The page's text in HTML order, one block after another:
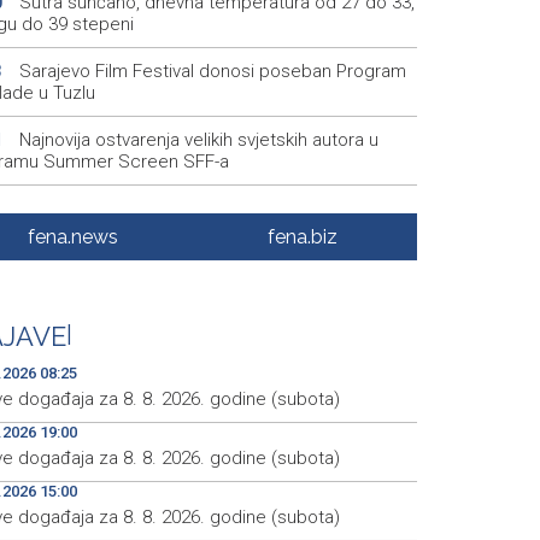
do 39 stepeni
Sarajevo Film Festival donosi poseban Program
u Tuzlu
Najnovija ostvarenja velikih svjetskih autora u
Summer Screen SFF-a
Izraelska vojska nastavlja napade na jugu Libana
prekidu vatre i pregovorima
Normalizovan saobraćaj na dionici puta Stolac–
kod mjesta Udora, nakon nezgode
fena.news fena.biz
|
08:25
događaja za 8. 8. 2026. godine (subota)
19:00
događaja za 8. 8. 2026. godine (subota)
15:00
događaja za 8. 8. 2026. godine (subota)